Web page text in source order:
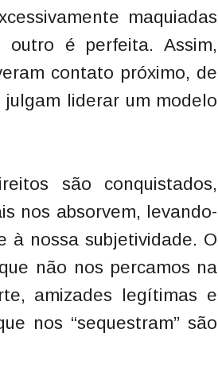
maquiadas
é perfeita. Assim,
contato próximo, de
liderar um modelo
são conquistados,
nos absorvem, levando-
à nossa subjetividade. O
não nos percamos na
amizades legítimas e
nos “sequestram” são